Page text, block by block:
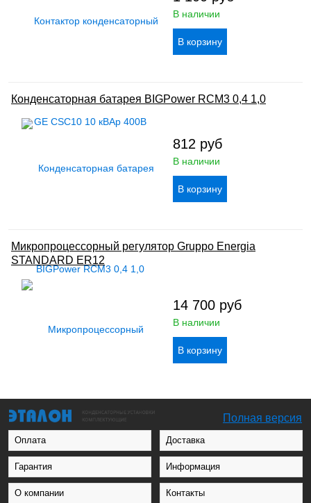
В наличии
Конденсаторная батарея BIGPower RCM3 0,4 1,0
812 руб
В наличии
Микропроцессорный регулятор Gruppo Energia
STANDARD ER12
14 700 руб
В наличии
Полная версия
Оплата Доставка
Гарантия Информация
О компании Контакты